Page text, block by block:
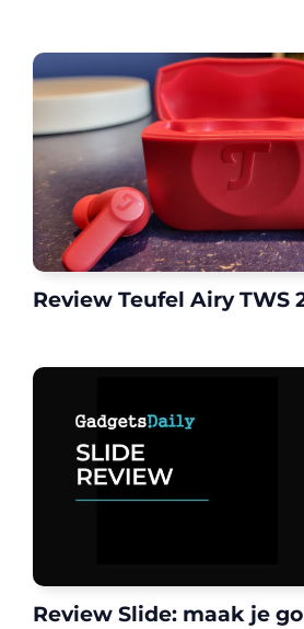
Review Teufel Airy TWS
Review Slide: maak je